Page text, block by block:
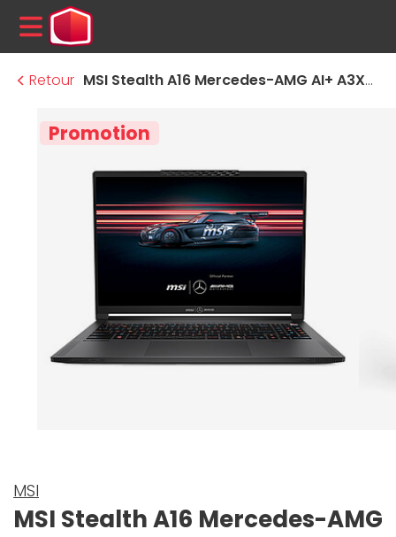
MENU
Retour
MSI Stealth A16 Mercedes-AMG AI+ A3XWGG-030FR
Promotion
MSI
MSI Stealth A16 Mercedes-AMG